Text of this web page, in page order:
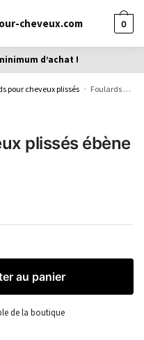
0
d’achat !
pour cheveux plissés » Foulards pour cheveux plissés ébène – Modèle Edwina
plissés ébène
au panier
de la boutique